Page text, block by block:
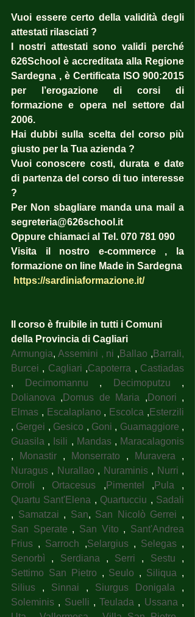
Vuoi essere certo della validità degli
attestati rilasciati ?
I nostri attestati sono validi perché
626School è accreditata alla Regione
Sardegna , è Certificata ISO 900:2015
per l’erogazione di corsi di
formazione e opera nel settore dal
2006.
Hai dubbi sulla scelta del corso più
giusto per la Tua azienda ?
Vuoi conoscere costi, durata e date
di partenza del corso di tuo interesse
?
Per Non sbagliare manda una mail a
segreteria@626school.it
Oppure chiamaci al Tel. 070 781 090
Visita il nostro e-commerce , la
formazione on line Made in Sardegna
https://sardiniaformazione.it/
Il corso è fruibile in tutti i Comuni
della Provincia di Cagliari
Armungia, Assemini , ni , Ballao , Barrali,
Burcei , Cagliari ,Capoterra , Castiadas
,
Decimomannu , Decimoputzu
Dolianova , Domus de Maria , Donori
Elmas , Escalaplano , Escolca , Esterzili
, Gergei , Gesico , Goni , Guamaggiore
Guasila , Isili , Mandas , Maracalagonis
,
Monastir , Monserrato , Muravera
Nuragus , Nurallao , Nuraminis , Nurri
Orroli , Ortacesus , Pimentel , Pula
Quartu Sant'Elena , Quartucciu , Sadali
, Samatzai , San, San Nicolò Gerrei
San Sperate , San Vito , Sant'Andrea
Frius , Sarroch ,Selargius , Selegas
Senorbì , Serdiana , Serri , Sestu
Settimo San Pietro , Seulo , Siliqua
Silius , Sinnai , Siurgus Donigala
Soleminis , Suelli , Teulada , Ussana